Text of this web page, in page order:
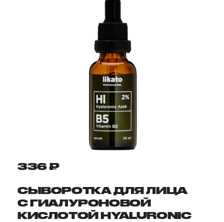
336 ₽
СЫВОРОТКА ДЛЯ ЛИЦА
С ГИАЛУРОНОВОЙ
КИСЛОТОЙ HYALURONIC